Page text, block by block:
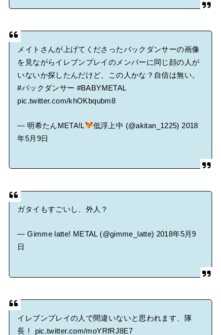
メイトさんが上げてくださったバックダンサーの画像
を見ながらイレブンプレイのメンバーに同じ顔の人が
いないか探したんだけど、この人かな？自信は無い。
#バックダンサー #BABYMETAL
pic.twitter.com/khOKbqubm8
— 明希たんMETA!L 低浮上中 (@akitan_1225) 2018
年5月9日
ガタイもすごいし、外人？
— Gimme latte! METAL (@gimme_latte) 2018年5月9
日
イレブンプレイの人で間違いないと思われます、隊
長！ pic.twitter.com/moYRfRJ8E7